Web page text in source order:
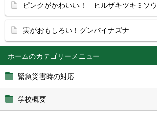
ホーム
緊急災害時の対応
学校概要
ピンクがかわいい！ ヒルザキツキミソウ
実がおもしろい！グンバイナズナ